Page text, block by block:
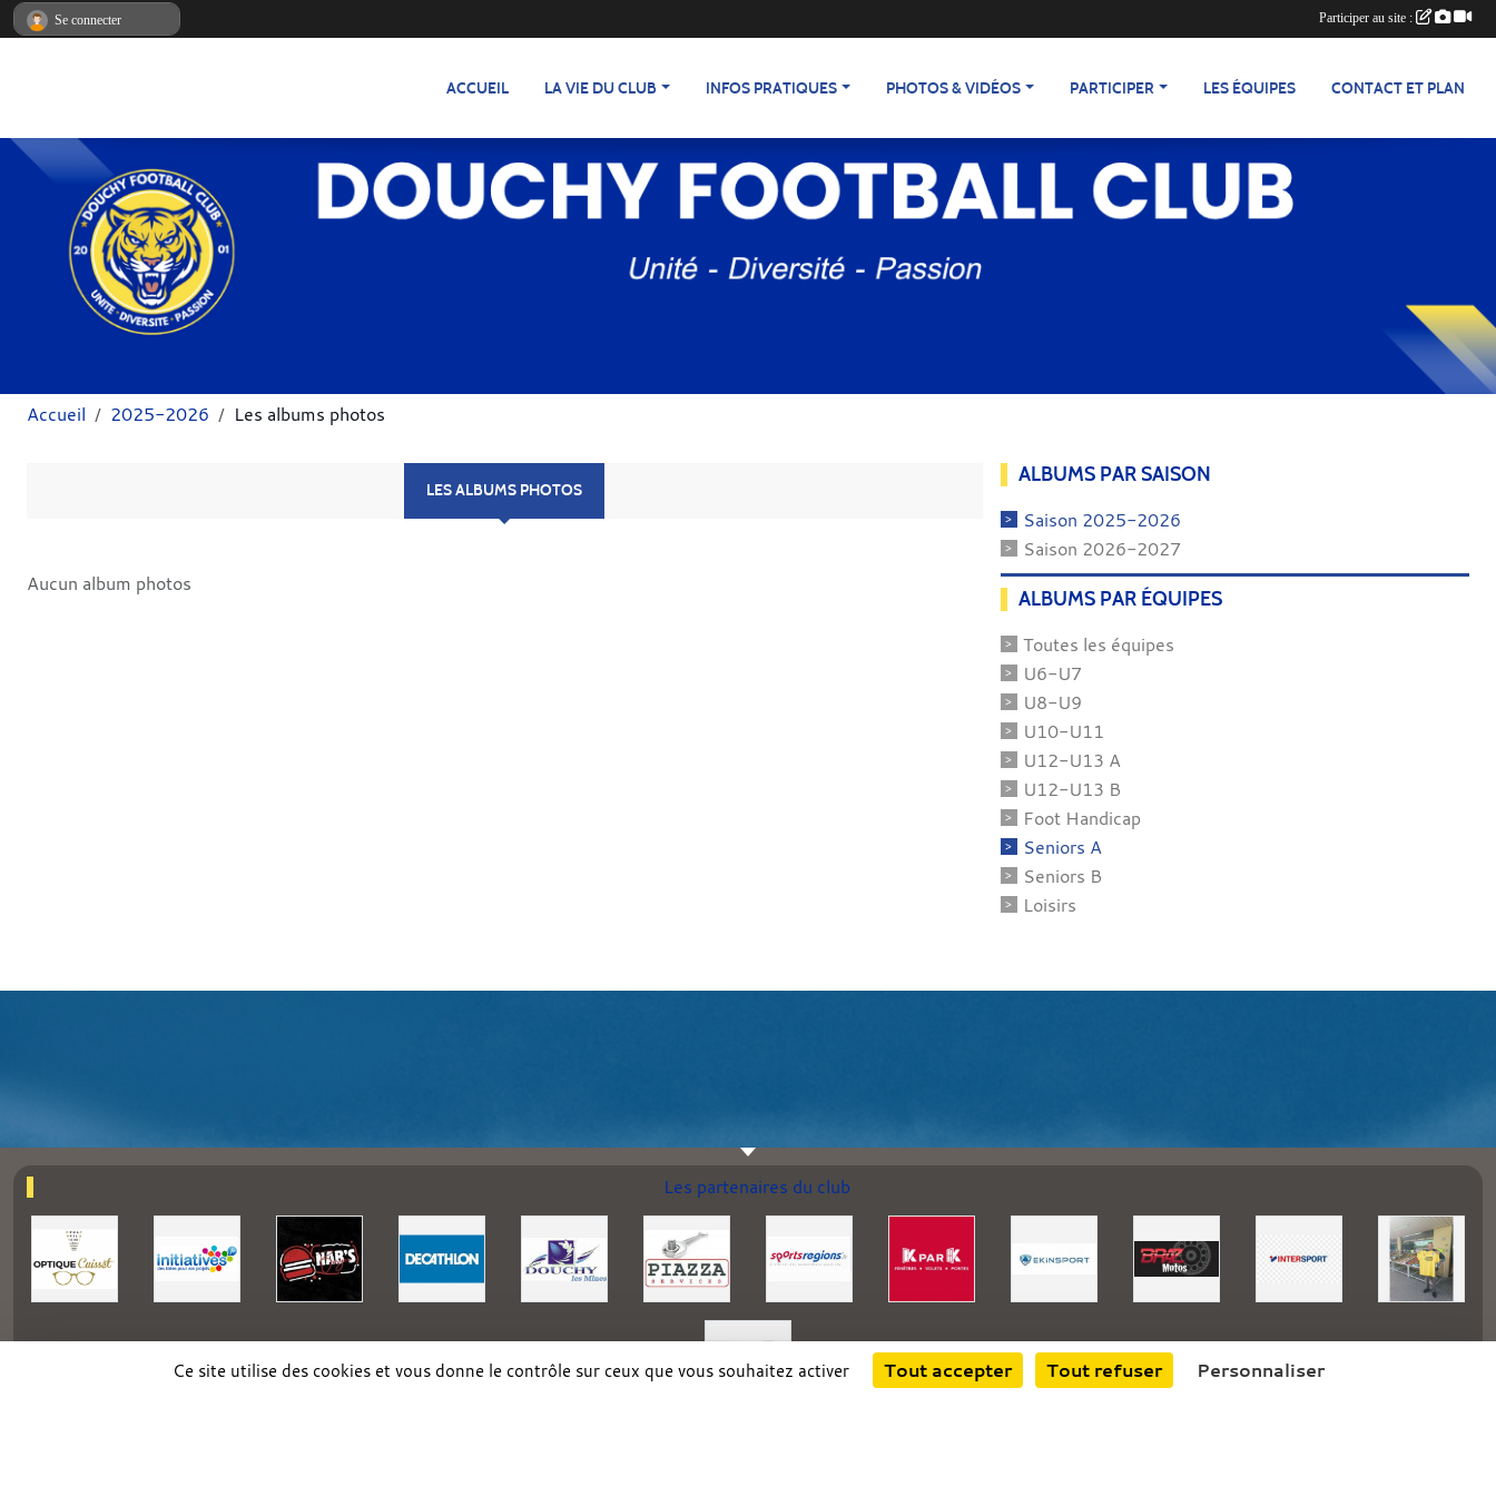
ACCUEIL LA VIE DU CLUB INFOS PRATIQUES PHOTOS & VIDÉOS PARTICIPER LES ÉQUIPES CONTACT ET PLAN
Accueil 2025-2026 Les albums photos
LES ALBUMS PHOTOS
Aucun album photos
ALBUMS PAR SAISON
Saison 2025-2026
Saison 2026-2027
ALBUMS PAR ÉQUIPES
Toutes les équipes
U6-U7
U8-U9
U10-U11
U12-U13 A
U12-U13 B
Foot Handicap
Seniors A
Seniors B
Loisirs
Les partenaires du club
Se connecter Participer au site :
Panneau de gestion des cookies
Ce site utilise des cookies et vous donne le contrôle sur ceux que vous souhaitez activer Tout accepter Tout refuser Personnaliser